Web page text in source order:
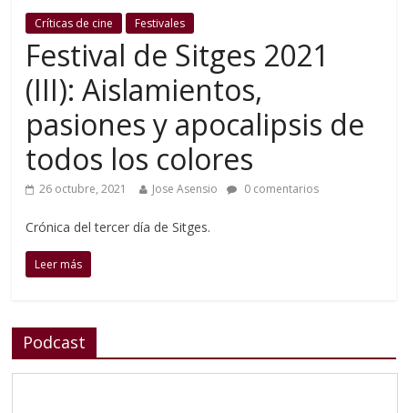
Críticas de cine Festivales
Festival de Sitges 2021
(III): Aislamientos,
pasiones y apocalipsis de
todos los colores
26 octubre, 2021 Jose Asensio 0 comentarios
Crónica del tercer día de Sitges.
Leer más
Podcast